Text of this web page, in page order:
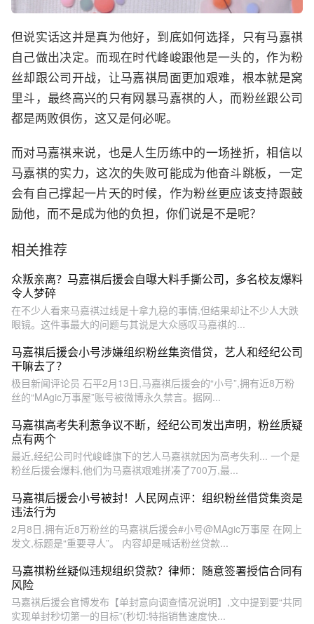
但说实话这并是真为他好，到底如何选择，只有马嘉祺
自己做出决定。而现在时代峰峻跟他是一头的，作为粉
丝却跟公司开战，让马嘉祺局面更加艰难，根本就是窝
里斗，最终高兴的只有网暴马嘉祺的人，而粉丝跟公司
都是两败俱伤，这又是何必呢。
而对马嘉祺来说，也是人生历练中的一场挫折，相信以
马嘉祺的实力，这次的失败可能成为他奋斗跳板，一定
会有自己撑起一片天的时候，作为粉丝更应该支持跟鼓
励他，而不是成为他的负担，你们说是不是呢？
相关推荐
众叛亲离？马嘉祺后援会自曝大料手撕公司，多名校友爆料
令人梦碎
在不少人看来马嘉祺过线是十拿九稳的事情,但结果却让不少人大跌
眼镜。这件事最大的问题与其说是大众感叹马嘉祺的...
马嘉祺后援会小号涉嫌组织粉丝集资借贷，艺人和经纪公司
干嘛去了？
极目新闻评论员 石平2月13日,马嘉祺后援会的“小号”,拥有近8万粉
丝的“MAgic万事屋”账号被微博永久禁言。据网...
马嘉祺高考失利惹争议不断，经纪公司发出声明，粉丝质疑
点有两个
最近,经纪公司时代峻峰旗下的艺人马嘉祺就因为高考失利... 一个是
粉丝后援会爆料,他们为马嘉祺艰难拼凑了700万,最...
马嘉祺后援会小号被封！人民网点评：组织粉丝借贷集资是
违法行为
2月8日,拥有近8万粉丝的马嘉祺后援会#小号@MAgic万事屋 在网上
发文,标题是“重要寻人”。 内容却是喊话粉丝贷款...
马嘉祺粉丝疑似违规组织贷款？律师：随意签署授信合同有
风险
马嘉祺后援会官博发布【单封意向调查情况说明】,文中提到要“共同
实现单封秒切第一的目标”(秒切:特指销售速度快...